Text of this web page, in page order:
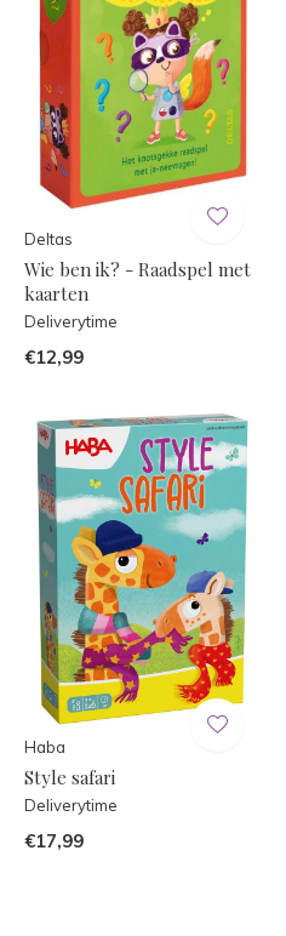
Deltas
Wie ben ik? - Raadspel met
kaarten
Deliverytime
€12,99
Haba
Style safari
Deliverytime
€17,99